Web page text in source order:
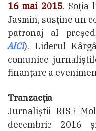
16 mai 2015. Soția
Jasmin, susține un
patronaj al
AICI). Liderul
comunice
finanțare a
Tranzacția
Jurnaliștii RISE
decembrie 2016